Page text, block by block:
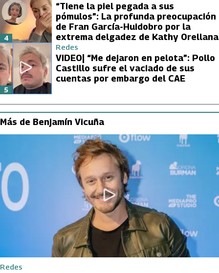
“Tiene la piel pegada a sus
pómulos”: La profunda preocupación
de Fran García-Huidobro por la
extrema delgadez de Kathy Orellana
4
Redes
VIDEO| “Me dejaron en pelota”: Pollo
Castillo sufre el vaciado de sus
cuentas por embargo del CAE
5
Más de Benjamín Vicuña
Redes